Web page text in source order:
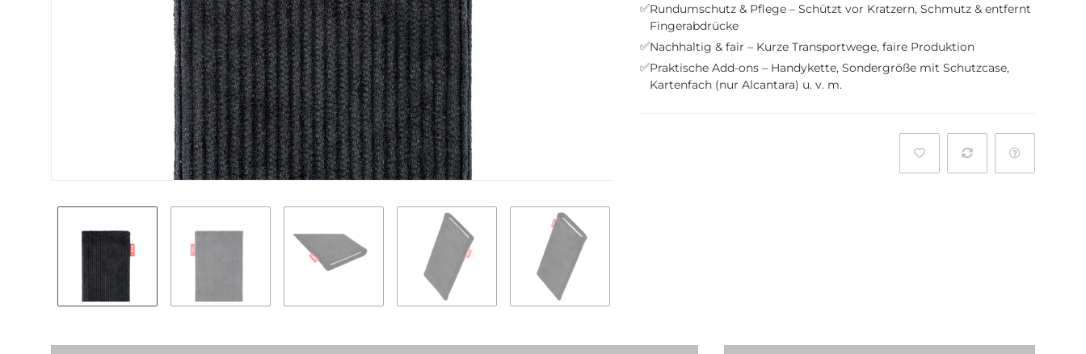
✅Rundumschutz & Pflege – Schützt vor Kratzern, Schmutz & entfernt
Fingerabdrücke
✅Nachhaltig & fair – Kurze Transportwege, faire Produktion
✅Praktische Add-ons – Handykette, Sondergröße mit Schutzcase,
Kartenfach (nur Alcantara) u. v. m.